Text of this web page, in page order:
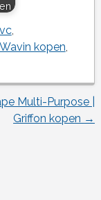
,
kopen
Multi-Purpose |
Griffon kopen →